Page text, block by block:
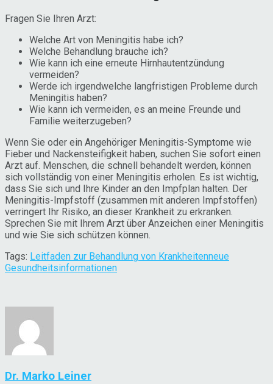
Fragen Sie Ihren Arzt:
Welche Art von Meningitis habe ich?
Welche Behandlung brauche ich?
Wie kann ich eine erneute Hirnhautentzündung
vermeiden?
Werde ich irgendwelche langfristigen Probleme durch
Meningitis haben?
Wie kann ich vermeiden, es an meine Freunde und
Familie weiterzugeben?
Wenn Sie oder ein Angehöriger Meningitis-Symptome wie
Fieber und Nackensteifigkeit haben, suchen Sie sofort einen
Arzt auf. Menschen, die schnell behandelt werden, können
sich vollständig von einer Meningitis erholen. Es ist wichtig,
dass Sie sich und Ihre Kinder an den Impfplan halten. Der
Meningitis-Impfstoff (zusammen mit anderen Impfstoffen)
verringert Ihr Risiko, an dieser Krankheit zu erkranken.
Sprechen Sie mit Ihrem Arzt über Anzeichen einer Meningitis
und wie Sie sich schützen können.
Tags: Leitfaden zur Behandlung von Krankheitenneue
Gesundheitsinformationen
Dr. Marko Leiner